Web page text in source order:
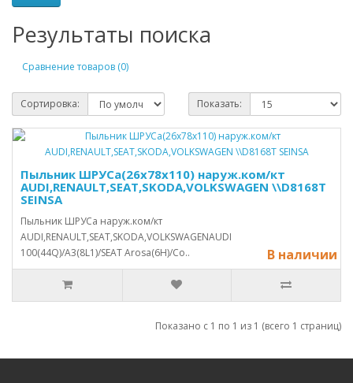
Результаты поиска
Сравнение товаров (0)
Сортировка: Показать:
Пыльник ШРУСа(26x78x110) наруж.ком/кт
AUDI,RENAULT,SEAT,SKODA,VOLKSWAGEN \\D8168T
SEINSA
Пыльник ШРУСа наруж.ком/кт
AUDI,RENAULT,SEAT,SKODA,VOLKSWAGENAUDI
100(44Q)/A3(8L1)/SEAT Arosa(6H)/Co..
В наличии
Показано с 1 по 1 из 1 (всего 1 страниц)